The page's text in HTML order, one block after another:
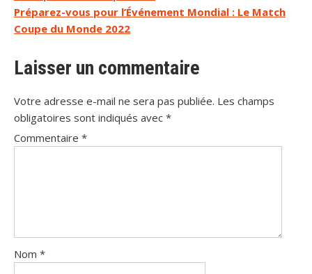
l’article
Préparez-vous pour l’Événement Mondial : Le Match
Coupe du Monde 2022
Laisser un commentaire
Votre adresse e-mail ne sera pas publiée. Les champs
obligatoires sont indiqués avec *
Commentaire *
Nom *